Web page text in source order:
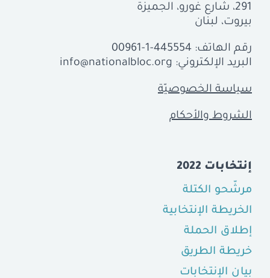
291، شارع غورو، الجميزة
بيروت، لبنان
رقم الهاتف: 00961-1-445554
البريد الإلكتروني: info@nationalbloc.org
سياسة الخصوصيّة
الشروط والأحكام
إنتخابات 2022
مرشّحو الكتلة
الخريطة الإنتخابية
إطلاق الحملة
خريطة الطريق
بيان الإنتخابات